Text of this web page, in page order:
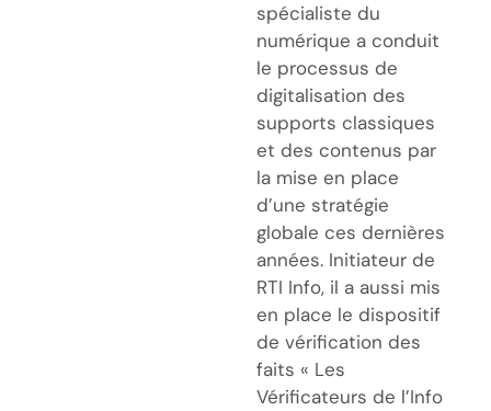
spécialiste du
numérique a conduit
le processus de
digitalisation des
supports classiques
et des contenus par
la mise en place
d’une stratégie
globale ces dernières
années. Initiateur de
RTI Info, il a aussi mis
en place le dispositif
de vérification des
faits « Les
Vérificateurs de l’Info